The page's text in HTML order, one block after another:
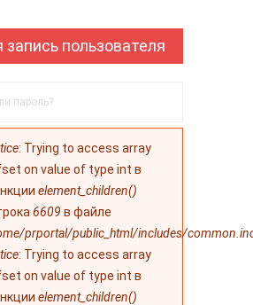
запись пользователя
вкладки
вкладка)
пароль?
об
: Trying to access array
on value of type int в
element_children()
6609 в файле
prportal/public_html/includes/
: Trying to access array
on value of type int в
element_children()